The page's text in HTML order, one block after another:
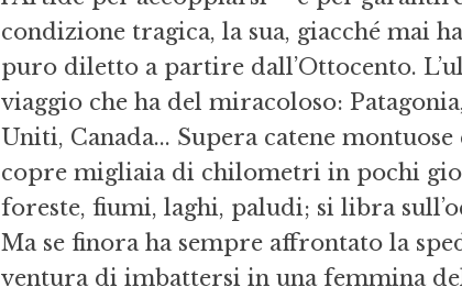
condizione tragica, la sua, giacché mai
pu­ro diletto a partire dall’Ottocento.
viaggio che ha del mira­coloso:
Uniti, Canada... Supera catene
copre mi­gliaia di chilometri in pochi
foreste, fiumi, laghi, paludi; si libra
Ma se finora ha sempre affrontato la
ventura di imbattersi in una femmina